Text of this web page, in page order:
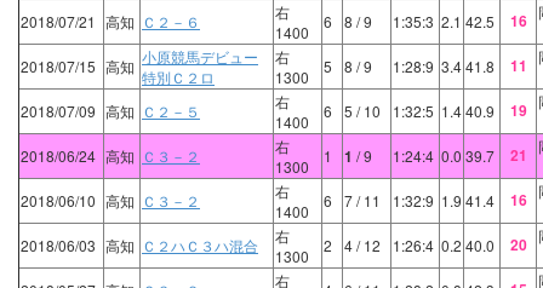
2018/07/21 高知 Ｃ２－６
右
1400
6 8 / 9 1:35:3 2.1 42.5 16
2018/07/15 高知 小原競馬デビュー
特別Ｃ２ロ
右
1300
5 8 / 9 1:28:9 3.441.8 11
2018/07/09 高知 Ｃ２－５
右
1400
6 5 / 10 1:32:5 1.440.9 19
2018/06/24 高知 Ｃ３－２
右
1300
1 1 / 9 1:24:4 0.0 39.7 21
2018/06/10 高知 Ｃ３－２
右
1400
6 7/ 11 1:32:9 1.9 41.4 16
2018/06/03 高知 Ｃ２ハＣ３ハ混合
右
1300
2 4/ 12 1:26:4 0.2 40.0 20
右